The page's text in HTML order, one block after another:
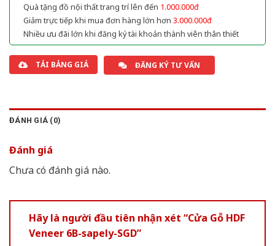
Quà tặng đồ nội thất trang trí lên đến 1.000.000đ
Giảm trực tiếp khi mua đơn hàng lớn hơn 3.000.000đ
Nhiều ưu đãi lớn khi đăng ký tài khoản thành viên thân thiết
TẢI BẢNG GIÁ ĐĂNG KÝ TƯ VẤN
ĐÁNH GIÁ (0)
Đánh giá
Chưa có đánh giá nào.
Hãy là người đầu tiên nhận xét “Cửa Gỗ HDF
Veneer 6B-sapely-SGD”